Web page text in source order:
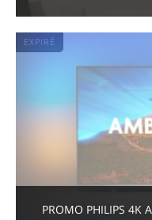
EXPIRÉ
PROMO PHILIPS 4K